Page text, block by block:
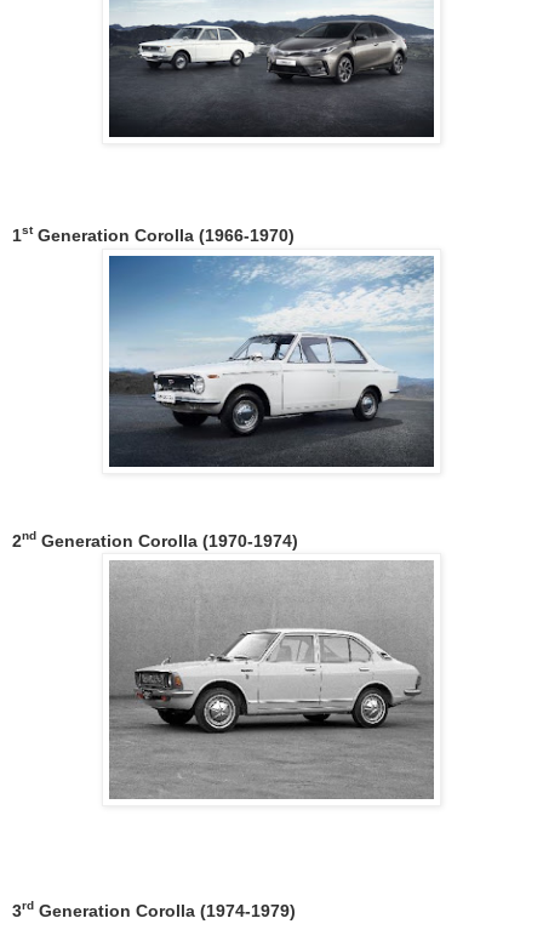
1stGeneration Corolla (1966-1970)
2nd Generation Corolla (1970-1974)
3rd Generation Corolla (1974-1979)